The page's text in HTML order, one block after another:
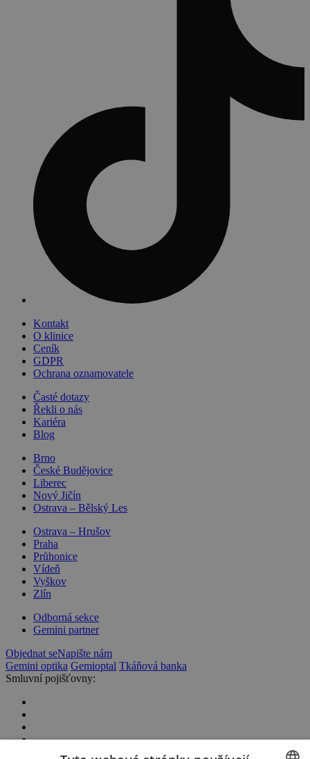
Kontakt
O klinice
Ceník
GDPR
Ochrana oznamovatele
Časté dotazy
Řekli o nás
Kariéra
Blog
Brno
České Budějovice
Liberec
Nový Jičín
Ostrava – Bělský Les
Ostrava – Hrušov
Praha
Průhonice
Vídeň
Vyškov
Zlín
Odborná sekce
Gemini partner
Objednat seNapište nám
Gemini optika Gemioptal Tkáňová banka
Smluvní pojišťovny: